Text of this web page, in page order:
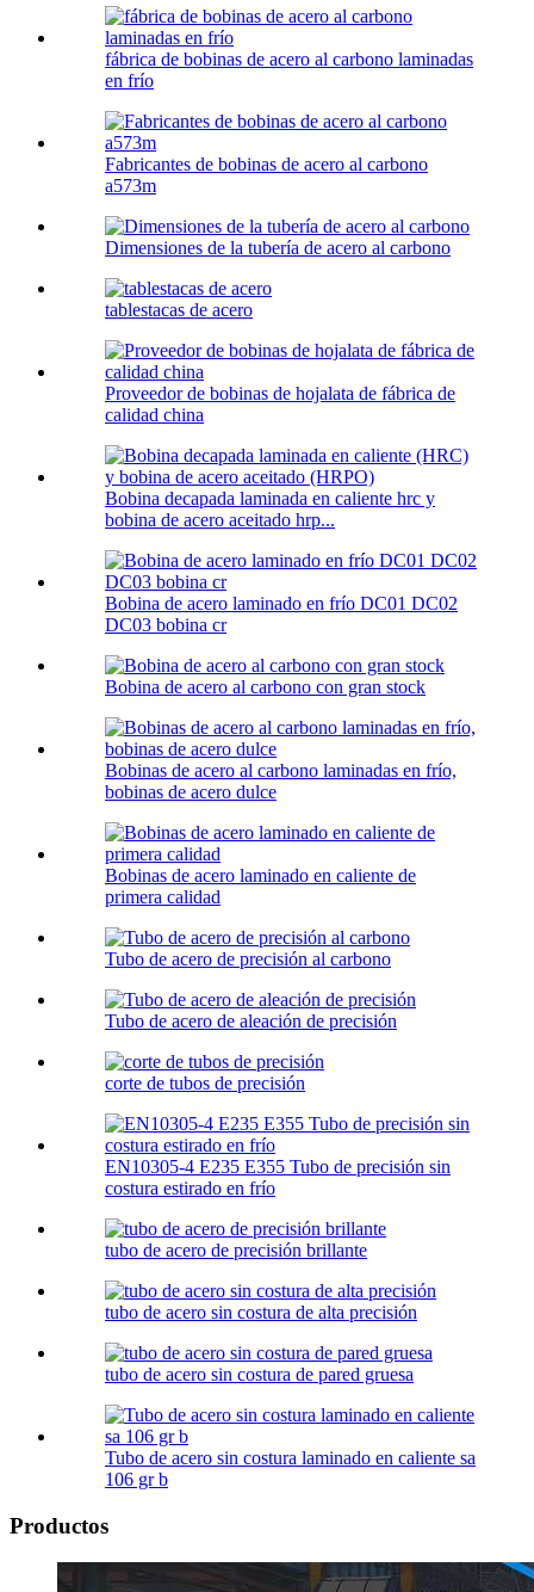
fábrica de bobinas de acero al carbono laminadas
en frío
Fabricantes de bobinas de acero al carbono
a573m
Dimensiones de la tubería de acero al carbono
tablestacas de acero
Proveedor de bobinas de hojalata de fábrica de
calidad china
Bobina decapada laminada en caliente hrc y
bobina de acero aceitado hrp...
Bobina de acero laminado en frío DC01 DC02
DC03 bobina cr
Bobina de acero al carbono con gran stock
Bobinas de acero al carbono laminadas en frío,
bobinas de acero dulce
Bobinas de acero laminado en caliente de
primera calidad
Tubo de acero de precisión al carbono
Tubo de acero de aleación de precisión
corte de tubos de precisión
EN10305-4 E235 E355 Tubo de precisión sin
costura estirado en frío
tubo de acero de precisión brillante
tubo de acero sin costura de alta precisión
tubo de acero sin costura de pared gruesa
Tubo de acero sin costura laminado en caliente sa
106 gr b
Productos